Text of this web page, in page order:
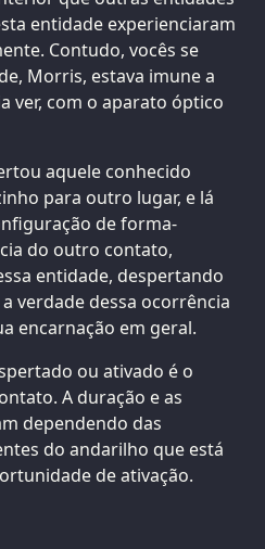
entidade experienciaram
Contudo, vocês se
Morris, estava imune a
ver, com o aparato óptico
aquele conhecido
para outro lugar, e lá
de forma-
do outro contato,
entidade, despertando
verdade dessa ocorrência
encarnação em geral.
ou ativado é o
A duração e as
dependendo das
do andarilho que está
de ativação.